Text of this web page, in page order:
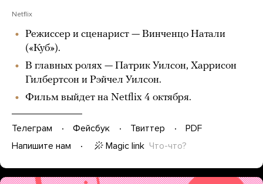
Netflix
Режиссер и сценарист — Винченцо Натали
(«Куб»).
В главных ролях — Патрик Уилсон, Харрисон
Гилбертсон и Рэйчел Уилсон.
Фильм выйдет на Netflix 4 октября.
Телеграм Фейсбук Твиттер
PDF
Напишите нам
Magic link Что-что?